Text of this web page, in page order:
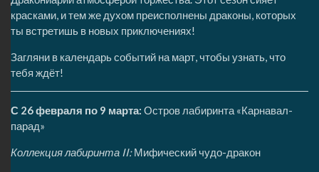
красками, и тем же духом преисполнены драконы, которых
ты встретишь в новых приключениях!
Загляни в календарь событий на март, чтобы узнать, что
тебя ждёт!
С 26 февраля по 9 марта: Остров лабиринта «Карнавал-
парад»
Коллекция лабиринта II: Мифический чудо-дракон